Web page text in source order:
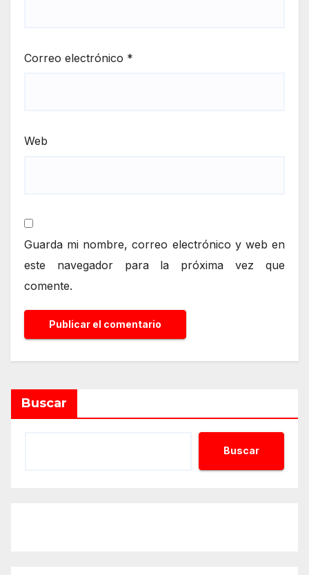
Correo electrónico *
Web
Guarda mi nombre, correo electrónico y web en
este navegador para la próxima vez que
comente.
Alternative:
Buscar
Buscar